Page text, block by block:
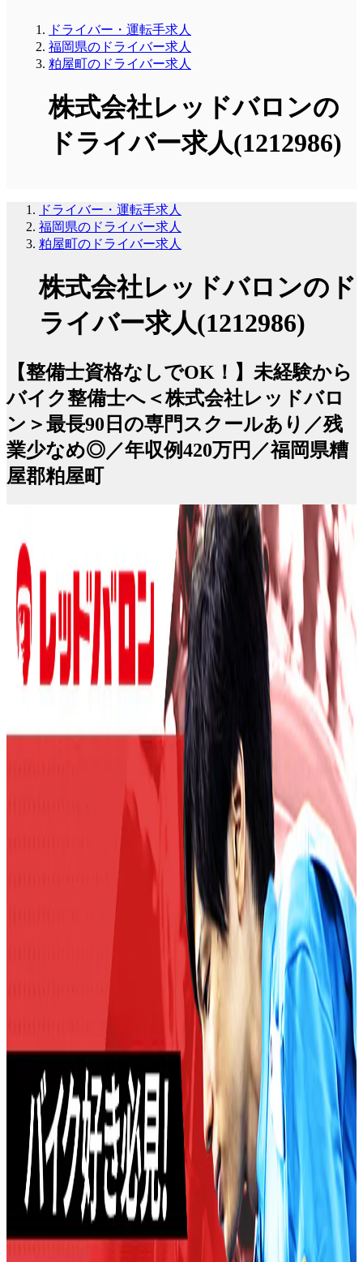
ドライバー・運転手求人
福岡県のドライバー求人
粕屋町のドライバー求人
株式会社レッドバロンの
ドライバー求人(1212986)
ドライバー・運転手求人
福岡県のドライバー求人
粕屋町のドライバー求人
株式会社レッドバロンのド
ライバー求人(1212986)
【整備士資格なしでOK！】未経験から
バイク整備士へ＜株式会社レッドバロ
ン＞最長90日の専門スクールあり／残
業少なめ◎／年収例420万円／福岡県糟
屋郡粕屋町